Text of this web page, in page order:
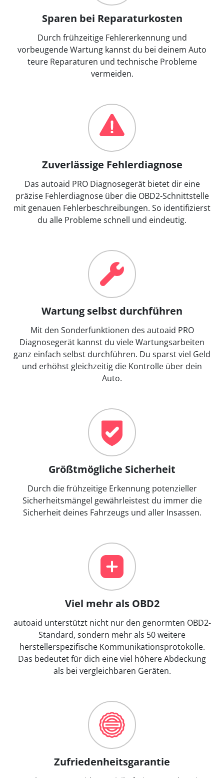
Sparen bei Reparaturkosten
Durch frühzeitige Fehlererkennung und
vorbeugende Wartung kannst du bei deinem Auto
teure Reparaturen und technische Probleme
vermeiden.
Zuverlässige Fehlerdiagnose
Das autoaid PRO Diagnosegerät bietet dir eine
präzise Fehlerdiagnose über die OBD2-Schnittstelle
mit genauen Fehlerbeschreibungen. So identifizierst
du alle Probleme schnell und eindeutig.
Wartung selbst durchführen
Mit den Sonderfunktionen des autoaid PRO
Diagnosegerät kannst du viele Wartungsarbeiten
ganz einfach selbst durchführen. Du sparst viel Geld
und erhöhst gleichzeitig die Kontrolle über dein
Auto.
Größtmögliche Sicherheit
Durch die frühzeitige Erkennung potenzieller
Sicherheitsmängel gewährleistest du immer die
Sicherheit deines Fahrzeugs und aller Insassen.
Viel mehr als OBD2
autoaid unterstützt nicht nur den genormten OBD2-
Standard, sondern mehr als 50 weitere
herstellerspezifische Kommunikationsprotokolle.
Das bedeutet für dich eine viel höhere Abdeckung
als bei vergleichbaren Geräten.
Zufriedenheitsgarantie